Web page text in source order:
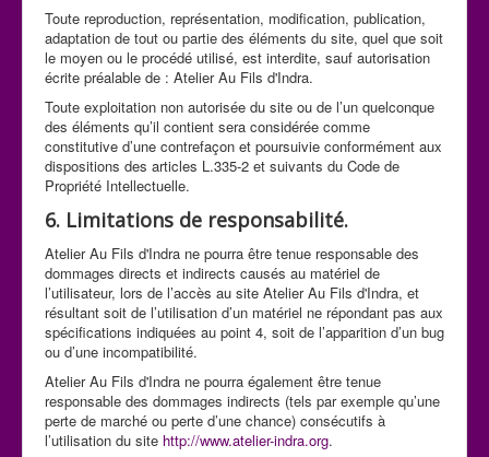
Toute reproduction, représentation, modification, publication,
adaptation de tout ou partie des éléments du site, quel que soit
le moyen ou le procédé utilisé, est interdite, sauf autorisation
écrite préalable de : Atelier Au Fils d'Indra.
Toute exploitation non autorisée du site ou de l’un quelconque
des éléments qu’il contient sera considérée comme
constitutive d’une contrefaçon et poursuivie conformément aux
dispositions des articles L.335-2 et suivants du Code de
Propriété Intellectuelle.
6. Limitations de responsabilité.
Atelier Au Fils d'Indra ne pourra être tenue responsable des
dommages directs et indirects causés au matériel de
l’utilisateur, lors de l’accès au site Atelier Au Fils d'Indra, et
résultant soit de l’utilisation d’un matériel ne répondant pas aux
spécifications indiquées au point 4, soit de l’apparition d’un bug
ou d’une incompatibilité.
Atelier Au Fils d'Indra ne pourra également être tenue
responsable des dommages indirects (tels par exemple qu’une
perte de marché ou perte d’une chance) consécutifs à
l’utilisation du site http://www.atelier-indra.org.